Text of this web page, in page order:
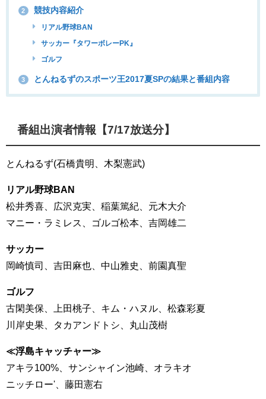
2 競技内容紹介
リアル野球BAN
サッカー『タワーボレーPK』
ゴルフ
3 とんねるずのスポーツ王2017夏SPの結果と番組内容
番組出演者情報【7/17放送分】
とんねるず(石橋貴明、木梨憲武)
リアル野球BAN
松井秀喜、広沢克実、稲葉篤紀、元木大介
マニー・ラミレス、ゴルゴ松本、吉岡雄二
サッカー
岡崎慎司、吉田麻也、中山雅史、前園真聖
ゴルフ
古閑美保、上田桃子、キム・ハヌル、松森彩夏
川岸史果、タカアンドトシ、丸山茂樹
≪浮島キャッチャー≫
アキラ100%、サンシャイン池崎、オラキオ
ニッチロー'、藤田憲右